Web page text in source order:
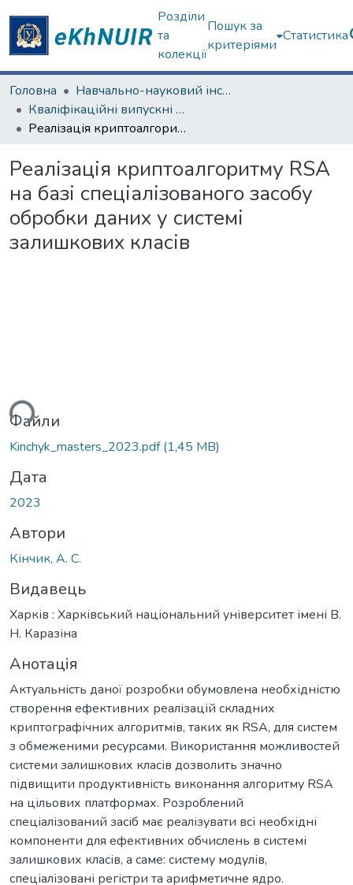
Розділи
та
колекції
Пошук за
критеріями
Статистика
Головна
Навчально-науковий інститут комп'ютерних наук та штучного інтелекту
Кваліфікаційні випускні роботи магістрів. Навчально-науковий інститут комп'ютерних наук та штучного інтелекту
Реалізація криптоалгоритму RSA на базі спеціалізованого засобу обробки даних у системі залишкових класів
Реалізація криптоалгоритму RSA
на базі спеціалізованого засобу
обробки даних у системі
залишкових класів
Файли
Kinchyk_masters_2023.pdf(1,45 MB)
Дата
2023
Автори
Кінчик, А. С.
Видавець
Харків : Харківський національний університет імені В.
Н. Каразіна
Анотація
Актуальність даної розробки обумовлена необхідністю
створення ефективних реалізацій складних
криптографічних алгоритмів, таких як RSA, для систем
з обмеженими ресурсами. Використання можливостей
системи залишкових класів дозволить значно
підвищити продуктивність виконання алгоритму RSA
на цільових платформах. Розроблений
спеціалізований засіб має реалізувати всі необхідні
компоненти для ефективних обчислень в системі
залишкових класів, а саме: систему модулів,
спеціалізовані регістри та арифметичне ядро.